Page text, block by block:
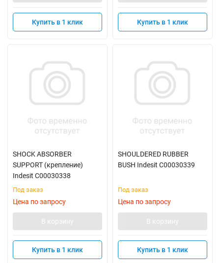
Купить в 1 клик Купить в 1 клик
SHOCK ABSORBER
SUPPORT (крепление)
Indesit C00030338
Под заказ
Цена по запросу
В корзину
Купить в 1 клик
SHOULDERED RUBBER
BUSH Indesit C00030339
Под заказ
Цена по запросу
В корзину
Купить в 1 клик